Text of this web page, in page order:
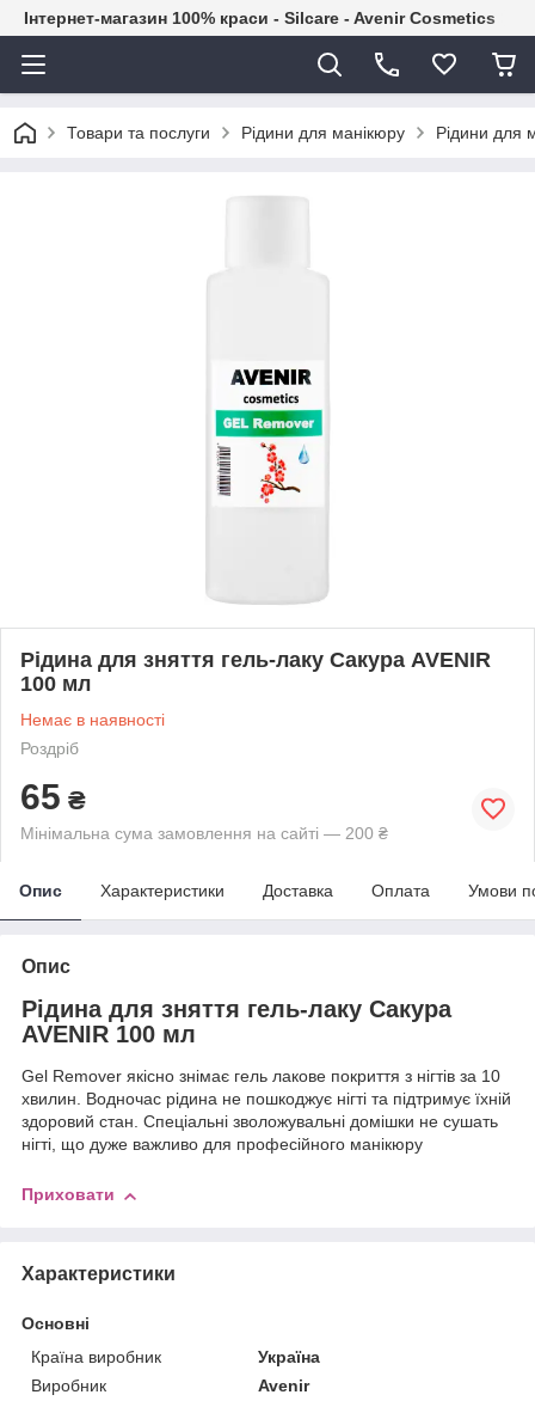
Інтернет-магазин 100% краси - Silcare - Avenir Cosmetics
Товари та послуги Рідини для манікюру Рідини для
Рідина для зняття гель-лаку Сакура AVENIR
100 мл
Немає в наявності
Роздріб
65 ₴
Мінімальна сума замовлення на сайті — 200 ₴
Опис Характеристики Доставка Оплата Умови
Опис
Рідина для зняття гель-лаку Сакура
AVENIR 100 мл
Gel Remover якісно знімає гель лакове покриття з нігтів за 10
хвилин. Водночас рідина не пошкоджує нігті та підтримує їхній
здоровий стан. Спеціальні зволожувальні домішки не сушать
нігті, що дуже важливо для професійного манікюру
Приховати
Характеристики
Основні
Країна виробник
Україна
Виробник
Avenir